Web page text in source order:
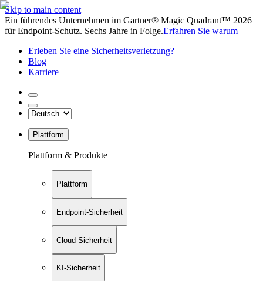
Skip to main content
Ein führendes Unternehmen im Gartner® Magic Quadrant™ 2026
für Endpoint-Schutz. Sechs Jahre in Folge.Erfahren Sie warum
Erleben Sie eine Sicherheitsverletzung?
Blog
Karriere
Plattform
Plattform & Produkte
Plattform
Endpoint-Sicherheit
Cloud-Sicherheit
KI-Sicherheit